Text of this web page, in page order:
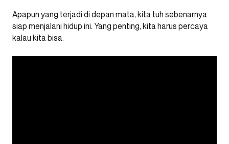
Apapun yang terjadi di depan mata, kita tuh sebenarnya
siap menjalani hidup ini. Yang penting, kita harus percaya
kalau kita bisa.